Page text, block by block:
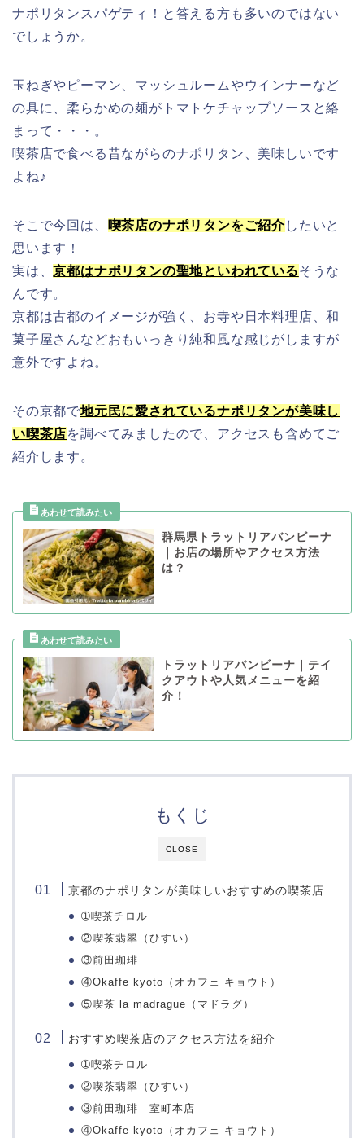
ナポリタンスパゲティ！と答える方も多いのではない
でしょうか。
玉ねぎやピーマン、マッシュルームやウインナーなど
の具に、柔らかめの麺がトマトケチャップソースと絡
まって・・・。
喫茶店で食べる昔ながらのナポリタン、美味しいです
よね♪
そこで今回は、 喫茶店のナポリタンをご紹介したいと
思います！
実は、京都はナポリタンの聖地といわれているそうな
んです。
京都は古都のイメージが強く、お寺や日本料理店、和
菓子屋さんなどおもいっきり純和風な感じがしますが
意外ですよね。
その京都で地元民に愛されているナポリタンが美味し
い喫茶店を調べてみましたので、アクセスも含めてご
紹介します。
群馬県トラットリアバンビーナ
｜お店の場所やアクセス方法
は？
トラットリアバンビーナ｜テイ
クアウトや人気メニューを紹
介！
CLOSE
もくじ
京都のナポリタンが美味しいおすすめの喫茶店
➀喫茶チロル
②喫茶翡翠（ひすい）
③前田珈琲
④Okaffe kyoto（オカフェ キョウト）
⑤喫茶 la madrague（マドラグ）
おすすめ喫茶店のアクセス方法を紹介
➀喫茶チロル
②喫茶翡翠（ひすい）
③前田珈琲 室町本店
④Okaffe kyoto（オカフェ キョウト）